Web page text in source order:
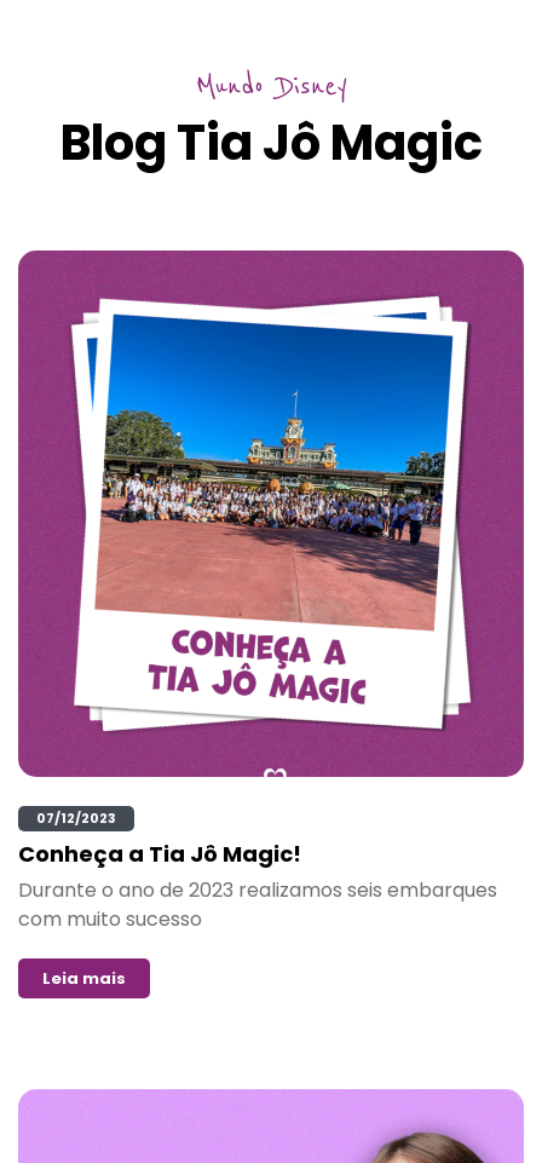
Mundo Disney
Blog Tia Jô Magic
07/12/2023
Conheça a Tia Jô Magic!
Durante o ano de 2023 realizamos seis embarques
com muito sucesso
Leia mais